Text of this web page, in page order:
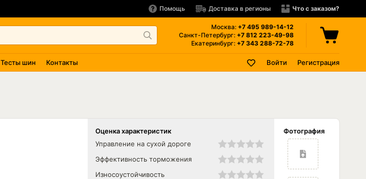
Помощь Доставка в регионы Что с заказом?
Москва: +7 495 989-14-12
Санкт-Петербург: +7 812 223-49-98
Екатеринбург: +7 343 288-72-78
Тесты шин Контакты Войти Регистрация
Оценка характеристик
Управление на сухой дороге
Эффективность торможения
Износоустойчивость
Фотография